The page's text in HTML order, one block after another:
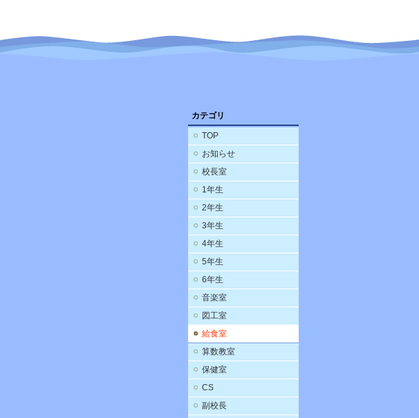
カテゴリ
TOP
お知らせ
校長室
1年生
2年生
3年生
4年生
5年生
6年生
音楽室
図工室
給食室
算数教室
保健室
CS
副校長